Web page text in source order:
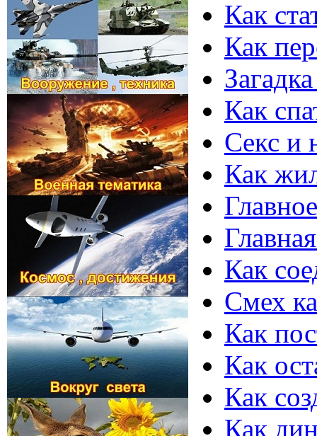
Как
Как
Как
Секс и
Как
Как
Смех
Как
Как
Как
Как